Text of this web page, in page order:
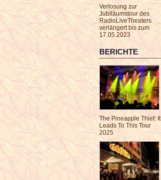
Verlosung zur
Jubiläumstour des
RadioLiveTheaters
verlängert bis zum
17.05.2023
BERICHTE
The Pineapple Thief: It
Leads To This Tour
2025